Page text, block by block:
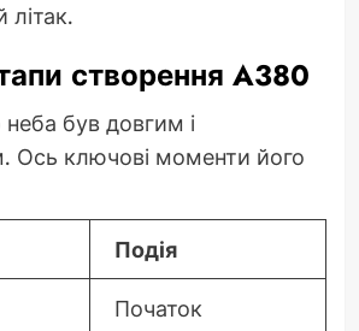
створення A380
був довгим і
Ось ключові моменти його
Подія
Початок